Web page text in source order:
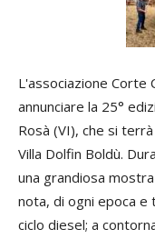
L'associazione Corte
annunciare la 25°
Rosà (VI), che si
Villa Dolfin Boldù.
una grandiosa
nota, di ogni epoca e
ciclo diesel; a